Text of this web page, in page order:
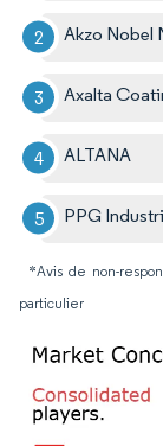
Akzo Nobel
Axalta
ALTANA
PPG
*Avis de non-
particulier